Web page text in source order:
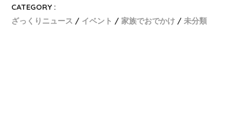
CATEGORY :
ざっくりニュース
イベント 家族でおでかけ 未分類